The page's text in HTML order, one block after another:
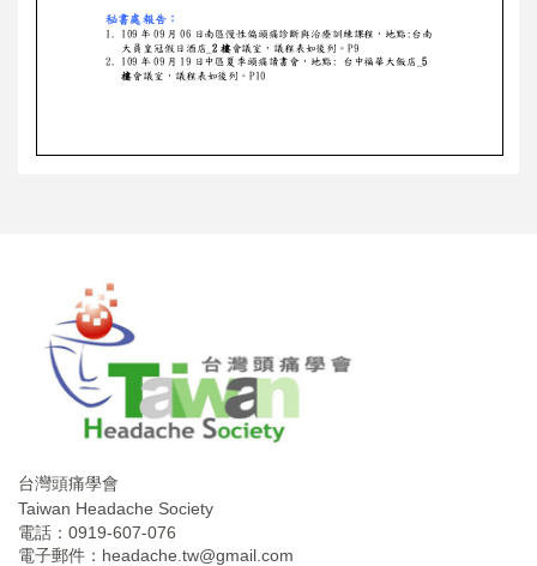
台灣頭痛學會
Taiwan Headache Society
電話：0919-607-076
電子郵件： headache.tw@gmail.com